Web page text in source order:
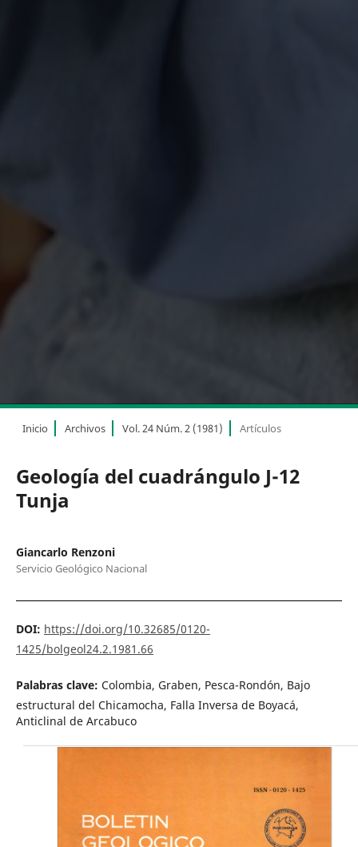
Inicio Archivos Vol. 24 Núm. 2 (1981) Artículos
Geología del cuadrángulo J-12
Tunja
Giancarlo Renzoni
Servicio Geológico Nacional
DOI: https://doi.org/10.32685/0120-
1425/bolgeol24.2.1981.66
Palabras clave: Colombia, Graben, Pesca-Rondón, Bajo
estructural del Chicamocha, Falla Inversa de Boyacá,
Anticlinal de Arcabuco